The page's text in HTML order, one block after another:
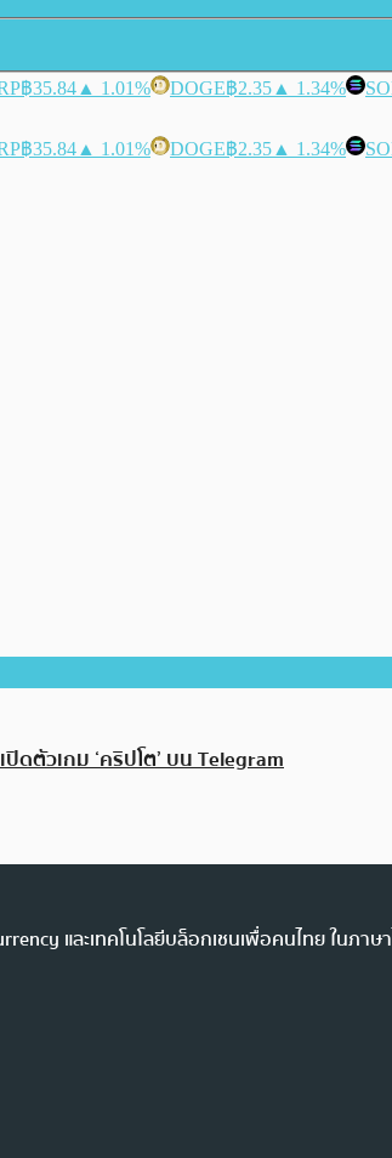
฿35.84 ▲ 1.01% DOGE฿2.35 ▲ 1.34%
฿35.84 ▲ 1.01% DOGE฿2.35 ▲ 1.34%
ตัวเกม ‘คริปโต’ บน Telegram
และเทคโนโลยีบล็อกเชนเพื่อคนไทย ในภ